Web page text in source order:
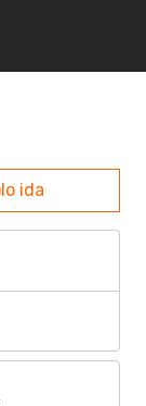
ida